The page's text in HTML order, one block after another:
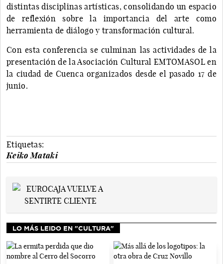
distintas disciplinas artísticas, consolidando un espacio
de reflexión sobre la importancia del arte como
herramienta de diálogo y transformación cultural.
Con esta conferencia se culminan las actividades de la
presentación de la Asociación Cultural EMTOMASOL en
la ciudad de Cuenca organizados desde el pasado 17 de
junio.
Etiquetas:
Keiko Mataki
LO MÁS LEIDO EN "CULTURA"